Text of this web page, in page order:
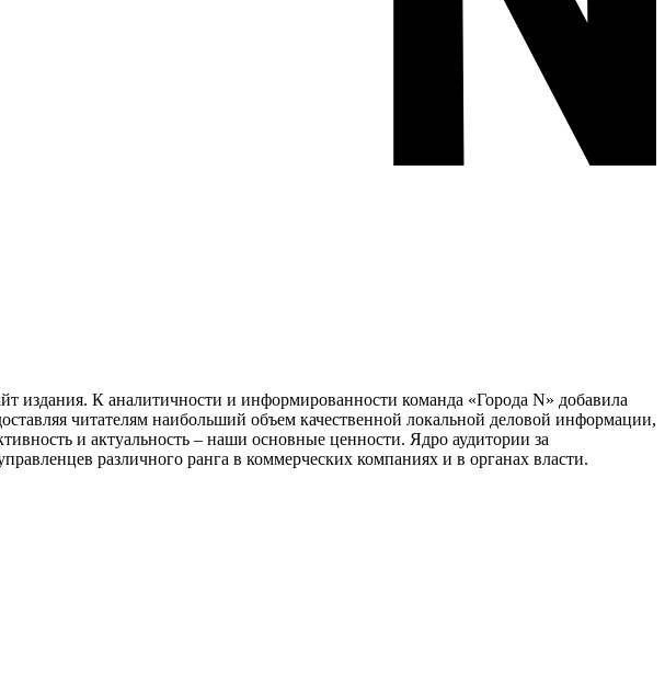
издания. К аналитичности и информированности команда «Города N» добавила
читателям наибольший объем качественной локальной деловой информации,
и актуальность – наши основные ценности. Ядро аудитории за
различного ранга в коммерческих компаниях и в органах власти.